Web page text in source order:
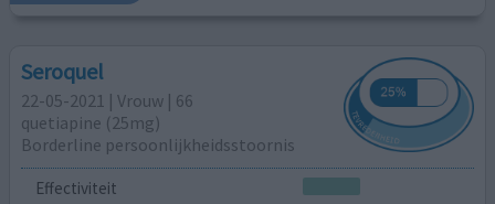
Seroquel
22-05-2021 | Vrouw | 66
quetiapine (25mg)
Borderline persoonlijkheidsstoornis
Effectiviteit